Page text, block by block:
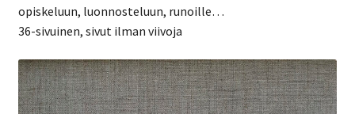
opiskeluun, luonnosteluun, runoille…
36-sivuinen, sivut ilman viivoja